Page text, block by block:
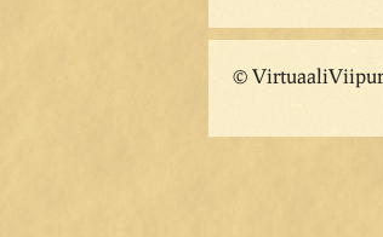
© VirtuaaliViipuri